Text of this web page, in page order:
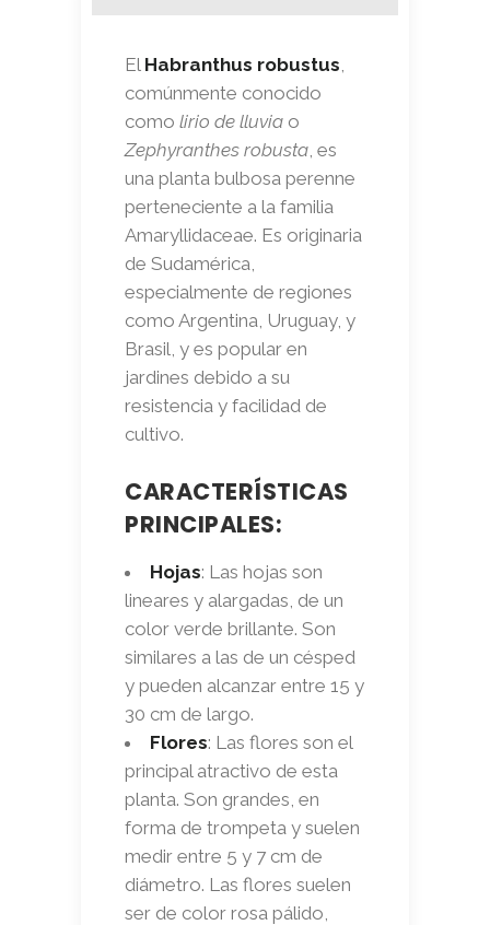
El Habranthus robustus
comúnmente conocido
como lirio de lluvia o
Zephyranthes robusta , es
una planta bulbosa perenne
perteneciente a la familia
Amaryllidaceae. Es originaria
de Sudamérica,
especialmente de regiones
como Argentina, Uruguay, y
Brasil, y es popular en
jardines debido a su
resistencia y facilidad de
cultivo.
CARACTERÍSTICAS
PRINCIPALES:
Hojas: Las hojas son
lineares y alargadas, de un
color verde brillante. Son
similares a las de un césped
y pueden alcanzar entre 15 y
30 cm de largo.
Flores: Las flores son el
principal atractivo de esta
planta. Son grandes, en
forma de trompeta y suelen
medir entre 5 y 7 cm de
diámetro. Las flores suelen
ser de color rosa pálido,